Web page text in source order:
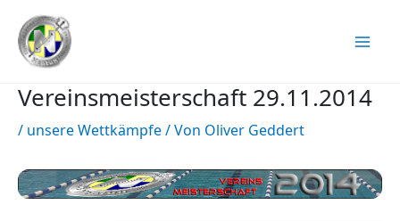
Inhalt
springen
Vereinsmeisterschaft 29.11.2014
/ unsere Wettkämpfe/ Von Oliver Geddert